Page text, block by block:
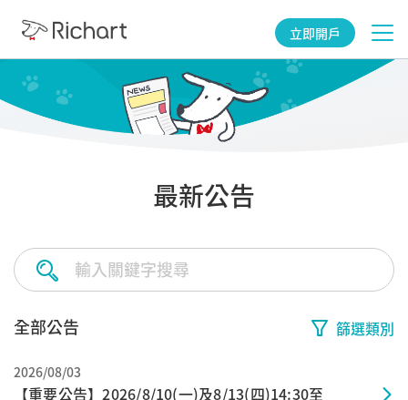
立即開戶
最新公告
全部公告 篩選類別
2026/08/03
【重要公告】2026/8/10(一)及8/13(四)14:30至